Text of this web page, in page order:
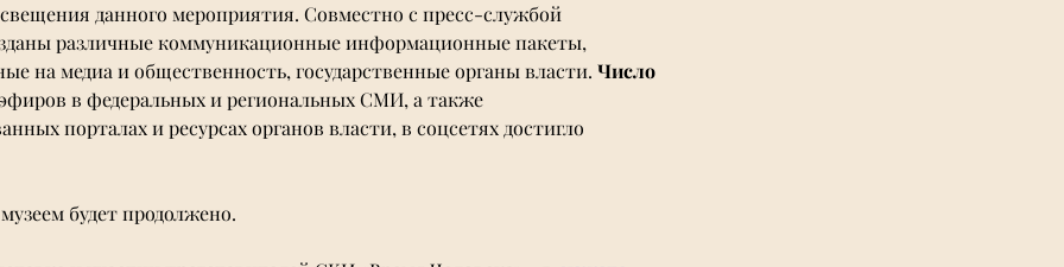
данного мероприятия. Совместно с пресс-службой
различные коммуникационные информационные пакеты,
на медиа и общественность, государственные органы власти. Число
в федеральных и региональных СМИ, а также
порталах и ресурсах органов власти, в соцсетях достигло
будет продолжено.